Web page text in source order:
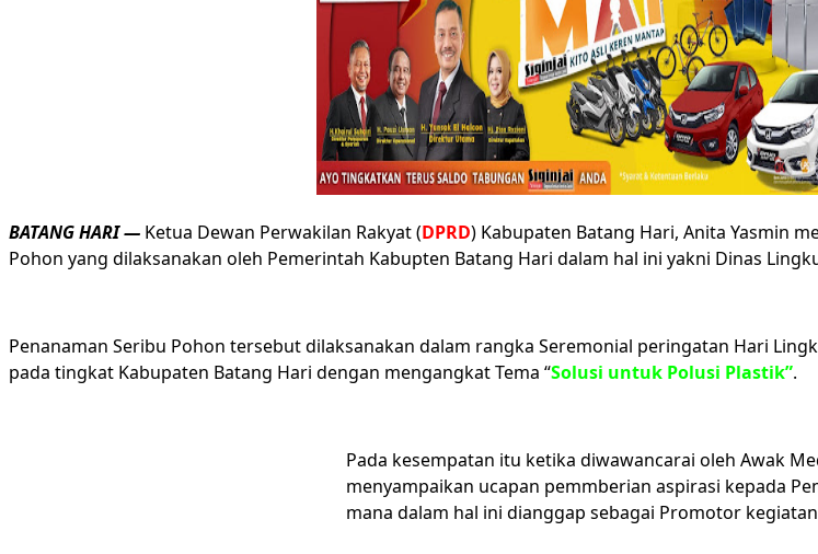
BATANG HARI — Ketua Dewan Perwakilan Rakyat (DPRD) Kabupaten Batang Hari, Anita Yasmin
Pohon yang dilaksanakan oleh Pemerintah Kabupten Batang Hari dalam hal ini yakni Dinas
Penanaman Seribu Pohon tersebut dilaksanakan dalam rangka Seremonial peringatan Hari
pada tingkat Kabupaten Batang Hari dengan mengangkat Tema “Solusi untuk Polusi Plastik”.
Pada kesempatan itu ketika diwawancarai oleh Awak
menyampaikan ucapan pemmberian aspirasi kepada
mana dalam hal ini dianggap sebagai Promotor